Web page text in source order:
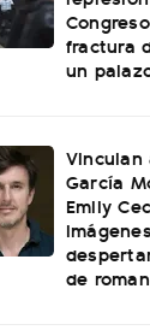
fractura
un
Vinculan
García
Emily
de